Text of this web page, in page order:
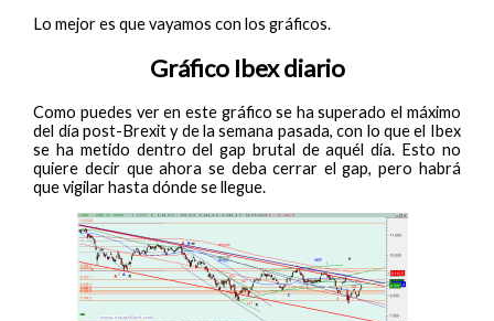
Lo mejor es que vayamos con los gráficos.
Gráfico Ibex diario
Como puedes ver en este gráfico se ha superado el máximo
del día post-Brexit y de la semana pasada, con lo que el Ibex
se ha metido dentro del gap brutal de aquél día. Esto no
quiere decir que ahora se deba cerrar el gap, pero habrá
que vigilar hasta dónde se llegue.